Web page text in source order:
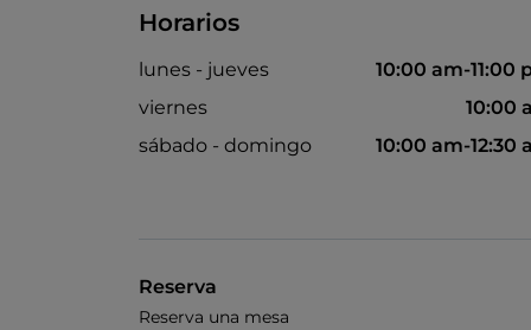
Horarios
lunes - jueves
10:00 am-11:00
viernes
10:00
sábado - domingo
10:00 am-12:30
Reserva
Reserva una mesa